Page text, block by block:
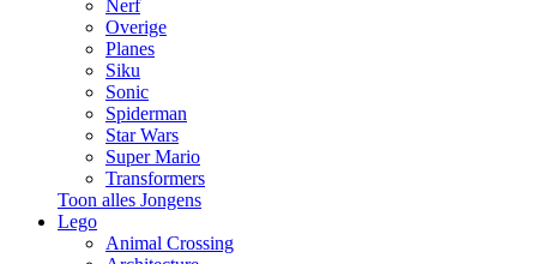
Nerf
Overige
Planes
Siku
Sonic
Spiderman
Star Wars
Super Mario
Transformers
Toon alles Jongens
Lego
Animal Crossing